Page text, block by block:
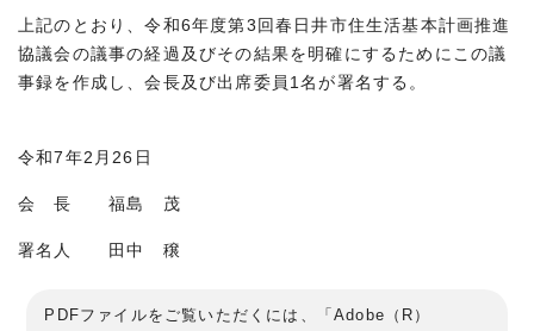
上記のとおり、令和6年度第3回春日井市住生活基本計画推進
協議会の議事の経過及びその結果を明確にするためにこの議
事録を作成し、会長及び出席委員1名が署名する。
令和7年2月26日
会 長 福島 茂
署名人 田中 穣
PDFファイルをご覧いただくには、「Adobe（R）